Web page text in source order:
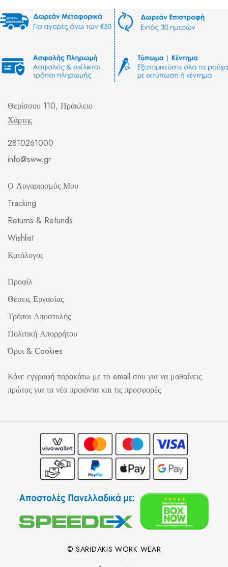
Θερίσσου 110, Ηράκλειο
Χάρτης
2810261000
info@sww.gr
Ο Λογαριασμός Μου
Tracking
Returns & Refunds
Wishlist
Κατάλογος
Προφίλ
Θέσεις Εργασίας
Τρόποι Αποστολής
Πολιτική Απορρήτου
Όροι & Cookies
Κάνε εγγραφή παρακάτω με το email σου για να μαθαίνεις
πρώτος για τα νέα προιόντα και τις προσφορές.
© SARIDAKIS WORK WEAR